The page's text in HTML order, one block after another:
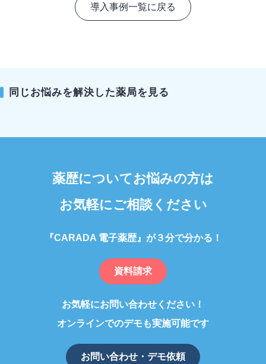
導入事例一覧に戻る
同じお悩みを解決した薬局を見る
薬歴についてお悩みの方は
お気軽にご相談ください
『CARADA 電子薬歴』が３分で分かる！
資料請求
お気軽にお問い合わせください！
オンラインでのデモも実施可能です
お問い合わせ・デモ依頼